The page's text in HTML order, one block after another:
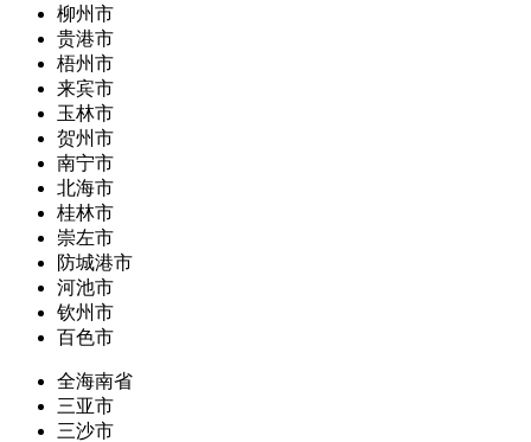
柳州市
贵港市
梧州市
来宾市
玉林市
贺州市
南宁市
北海市
桂林市
崇左市
防城港市
河池市
钦州市
百色市
全海南省
三亚市
三沙市